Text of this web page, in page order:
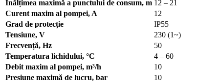
Înălțimea maximă a punctului de consum, m 12 – 21
Curent maxim al pompei, A
12
Grad de protecție
IP55
Tensiune, V
230 (1~)
Frecvență, Hz
50
Temperatura lichidului, °C
4 – 60
Debit maxim al pompei, m³/h
10
Presiune maximă de lucru, bar
10